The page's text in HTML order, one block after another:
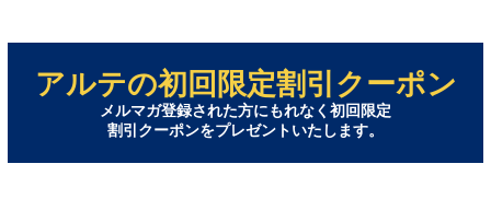
アルテの初回限定割引クーポン
メルマガ登録された方にもれなく初回限定
割引クーポンをプレゼントいたします。